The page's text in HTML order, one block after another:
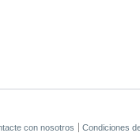
con nosotros Condiciones